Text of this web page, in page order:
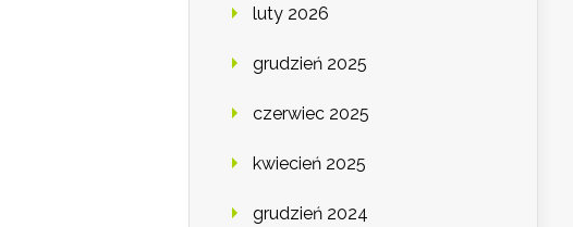
luty 2026
grudzień 2025
czerwiec 2025
kwiecień 2025
grudzień 2024